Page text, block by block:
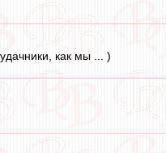
как мы ... )